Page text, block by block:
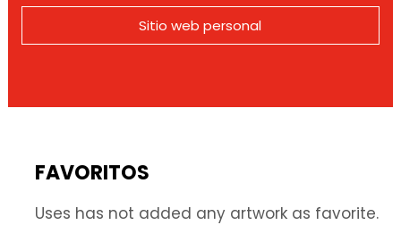
Sitio web personal
FAVORITOS
Uses has not added any artwork as favorite.